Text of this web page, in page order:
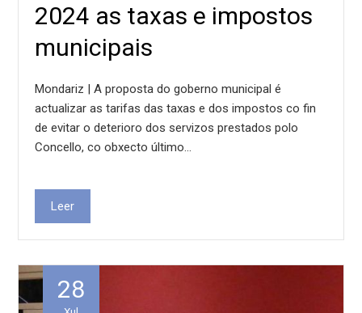
2024 as taxas e impostos
municipais
Mondariz | A proposta do goberno municipal é
actualizar as tarifas das taxas e dos impostos co fin
de evitar o deterioro dos servizos prestados polo
Concello, co obxecto último…
Leer
28